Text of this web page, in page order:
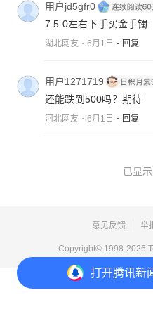
打开腾讯新
用户jd5gfr0
7 5 0左右下手买金手镯
湖北网友 6月1日 回复
用户1271719
还能跌到500吗？期待
河北网友 6月1日 回复
已显
意见反馈 举
Copyright© 1998-2026